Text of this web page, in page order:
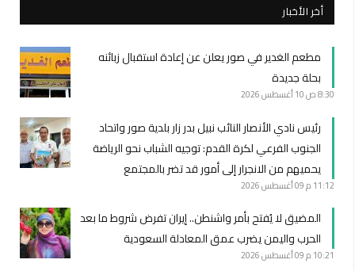
أخر الأخبار
مطعم الغدير في صور يعلن عن إعادة استقبال زبائنه
بحلة جديدة
8:30 ص 10 أغسطس 2026
رئيس نادي الأنصار النائب نبيل بدر زار بلدية صور واتحاد
الجنوب الفرعي لكرة القدم: توجيه الشباب نحو الرياضة
يحميهم من الانجرار إلى أمور قد تضر بالمجتمع
11:12 م 09 أغسطس 2026
المضيق لا يُفتح بأمر واشنطن.. إيران تفرض شروط ما بعد
الحرب واليمن يضرب عمق المعادلة السعودية
10:21 م 09 أغسطس 2026